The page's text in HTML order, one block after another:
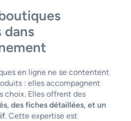
dans
en ligne ne se contentent
: elles accompagnent
choix. Elles offrent des
des fiches détaillées, et un
. Cette expertise est